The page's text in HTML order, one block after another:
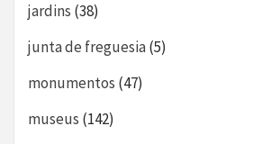
jardins (38)
junta de freguesia(5)
monumentos (47)
museus (142)